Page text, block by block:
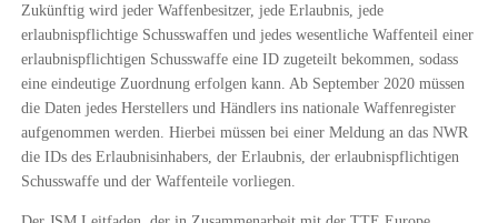
Zukünftig wird jeder Waffenbesitzer, jede Erlaubnis, jede
erlaubnispflichtige Schusswaffen und jedes wesentliche Waffenteil einer
erlaubnispflichtigen Schusswaffe eine ID zugeteilt bekommen, sodass
eine eindeutige Zuordnung erfolgen kann. Ab September 2020 müssen
die Daten jedes Herstellers und Händlers ins nationale Waffenregister
aufgenommen werden. Hierbei müssen bei einer Meldung an das NWR
die IDs des Erlaubnisinhabers, der Erlaubnis, der erlaubnispflichtigen
Schusswaffe und der Waffenteile vorliegen.